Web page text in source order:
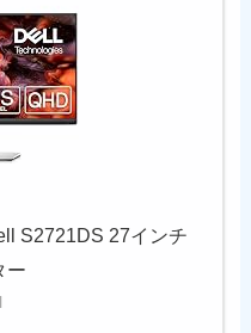
S2721DS 27インチ
ー